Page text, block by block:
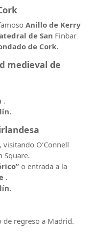
Anillo de Kerry
de San Finbar
de Cork.
medieval de
.
, visitando O’Connell
Square.
o entrada a la
.
de regreso a Madrid.